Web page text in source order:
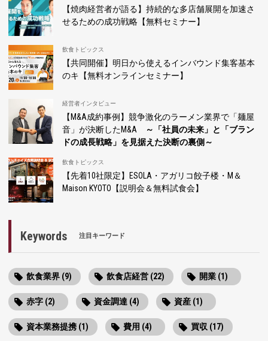
【焼肉経営者が語る】持続的な多店舗展開を加速さ
せるための成功戦略【無料セミナー】
飲食トピックス
【共同開催】明日から使えるインバウンド集客基本
のキ【無料オンラインセミナー】
経営者インタビュー
【M&A成約事例】競争激化のラーメン業界で「麺屋
音」が決断したM&A
～「社員の未来」と「ブラン
ドの成長戦略」を見据えた決断の裏側～
飲食トピックス
【先着10社限定】ESOLA・アガリコ餃子楼・M＆
Maison KYOTO【説明会＆無料試食会】
Keywords 注目キーワード
飲食業界 (9) 飲食店経営 (22) 開業 (1)
赤字 (2) 資金調達 (4) 資産 (1)
資本業務提携 (1) 費用 (4) 買収 (17)